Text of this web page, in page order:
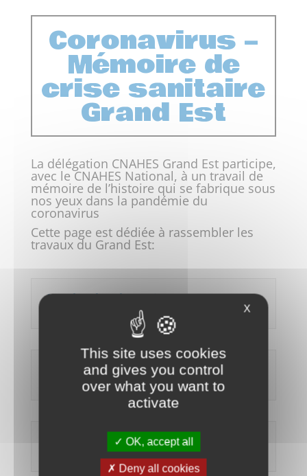
Coronavirus –
Mémoire de
crise sanitaire
Grand Est
La délégation CNAHES Grand Est participe,
avec le CNAHES National, à un travail de
mémoire de l’histoire qui se fabrique sous
nos yeux dans la pandémie du
coronavirus
Cette page est dédiée à rassembler les
travaux du Grand Est:
Appel recherche-action
Coronavirus Mémoire de Crise
Sanitaire
Invitation à une Collecte de
Fonds Covid 19
X
This site uses cookies
and gives you control
over what you want to
activate
OK, accept all
Deny all cookies